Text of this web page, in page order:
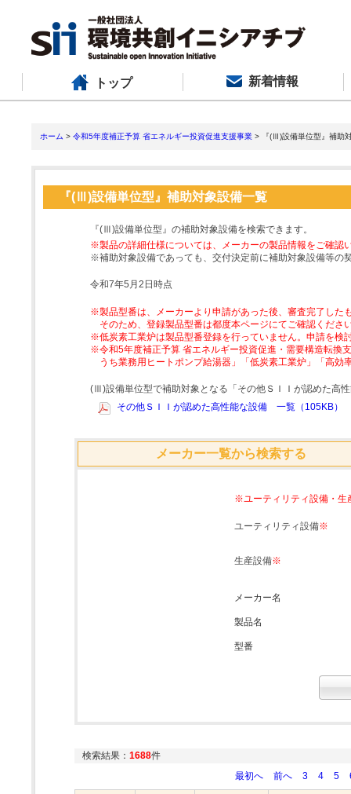
トップ 新着情報
ホーム > 令和5年度補正予算 省エネルギー投資促進支援事業 > 『(Ⅲ)設備単位型』補助
『(Ⅲ)設備単位型』補助対象設備一覧
『(Ⅲ)設備単位型』の補助対象設備を検索できます。
※製品の詳細仕様については、メーカーの製品情報をご確認
※補助対象設備であっても、交付決定前に補助対象設備等の
令和7年5月2日時点
※製品型番は、メーカーより申請があった後、審査完了した
そのため、登録製品型番は都度本ページにてご確認くださ
※低炭素工業炉は製品型番登録を行っていません。申請を検
※令和5年度補正予算 省エネルギー投資促進・需要構造転換
うち業務用ヒートポンプ給湯器」「低炭素工業炉」「高
(Ⅲ)設備単位型で補助対象となる「その他ＳＩＩが認めた高
その他ＳＩＩが認めた高性能な設備 一覧（105KB）
メーカー一覧から検索する
※ユーティリティ設備・生
ユーティリティ設備※
生産設備※
メーカー名
製品名
型番
検索結果： 1688件
最初へ
前へ 3 4 5